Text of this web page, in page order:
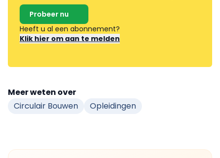
Probeer nu
Heeft u al een abonnement?
Klik hier om aan te melden
Meer weten over
Circulair Bouwen
Opleidingen